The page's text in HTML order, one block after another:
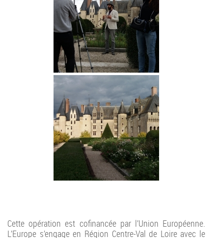
Cette opération est cofinancée par l’Union Européenne.
L’Europe s’engage en Région Centre-Val de Loire avec le